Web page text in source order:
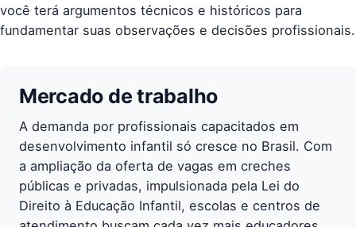
você terá argumentos técnicos e históricos para
fundamentar suas observações e decisões profissionais.
Mercado de trabalho
A demanda por profissionais capacitados em
desenvolvimento infantil só cresce no Brasil. Com
a ampliação da oferta de vagas em creches
públicas e privadas, impulsionada pela Lei do
Direito à Educação Infantil, escolas e centros de